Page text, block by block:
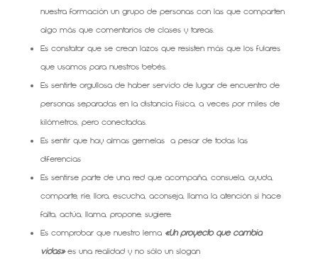
nuestra formación un grupo de personas con las que comparten
algo más que comentarios de clases y tareas.
Es constatar que se crean lazos que resisten más que los fulares
que usamos para nuestros bebés.
Es sentirte orgullosa de haber servido de lugar de encuentro de
personas separadas en la distancia física, a veces por miles de
kilómetros, pero conectadas.
Es sentir que hay almas gemelas a pesar de todas las
diferencias
Es sentirse parte de una red que acompaña, consuela, ayuda,
comparte, ríe, llora, escucha, aconseja, llama la atención si hace
falta, actúa, llama, propone, sugiere.
Es comprobar que nuestro lema«Un proyecto que cambia
vidas»es una realidad y no sólo un slogan